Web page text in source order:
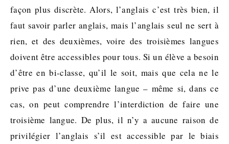
façon plus discrète. Alors, l’anglais c’est très bien, il
faut savoir parler anglais, mais l’anglais seul ne sert à
rien, et des deuxièmes, voire des troisièmes langues
doivent être accessibles pour tous. Si un élève a besoin
d’être en bi-classe, qu’il le soit, mais que cela ne le
prive pas d’une deuxième langue – même si, dans ce
cas, on peut comprendre l’interdiction de faire une
troisième langue. De plus, il n’y a aucune raison de
privilégier l’anglais s’il est accessible par le biais